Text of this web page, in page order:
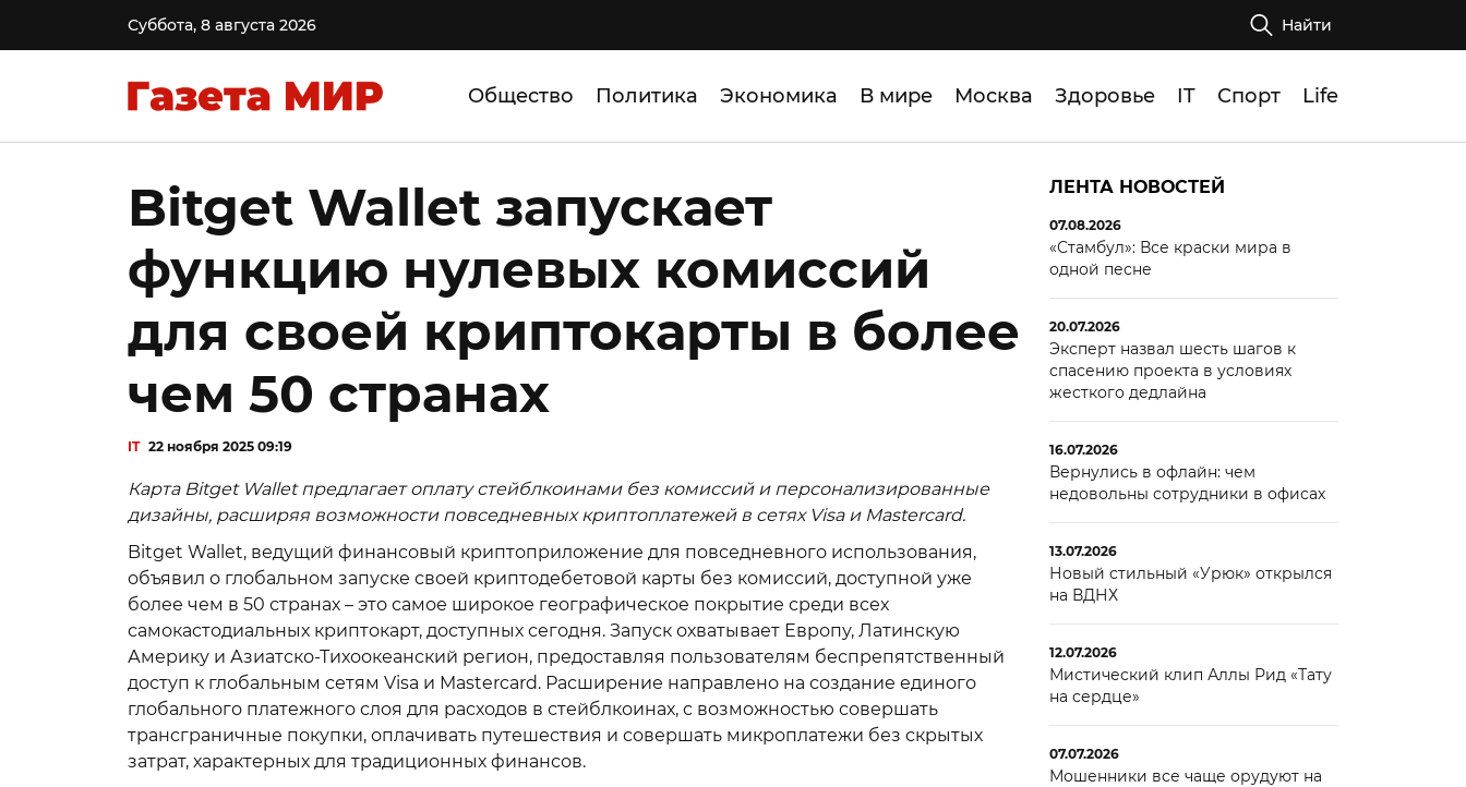
Суббота, 8 августа 2026 Найти
Общество Политика Экономика В мире Москва Здоровье IT Спорт Life
Bitget Wallet запускает
функцию нулевых комиссий
для своей криптокарты в более
чем 50 странах
IT 22 ноября 2025 09:19
Карта Bitget Wallet предлагает оплату стейблкоинами без комиссий и персонализированные
дизайны, расширяя возможности повседневных криптоплатежей в сетях Visa и Mastercard.
Bitget Wallet, ведущий финансовый криптоприложение для повседневного использования,
объявил о глобальном запуске своей криптодебетовой карты без комиссий, доступной уже
более чем в 50 странах – это самое широкое географическое покрытие среди всех
самокастодиальных криптокарт, доступных сегодня. Запуск охватывает Европу, Латинскую
Америку и Азиатско-Тихоокеанский регион, предоставляя пользователям беспрепятственный
доступ к глобальным сетям Visa и Mastercard. Расширение направлено на создание единого
глобального платежного слоя для расходов в стейблкоинах, с возможностью совершать
трансграничные покупки, оплачивать путешествия и совершать микроплатежи без скрытых
затрат, характерных для традиционных финансов.
ЛЕНТА НОВОСТЕЙ
07.08.2026
«Стамбул»: Все краски мира в
одной песне
20.07.2026
Эксперт назвал шесть шагов к
спасению проекта в условиях
жесткого дедлайна
16.07.2026
Вернулись в офлайн: чем
недовольны сотрудники в офисах
13.07.2026
Новый стильный «Урюк» открылся
на ВДНХ
12.07.2026
Мистический клип Аллы Рид «Тату
на сердце»
07.07.2026
Мошенники все чаще орудуют на